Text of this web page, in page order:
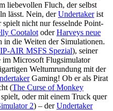
liebevollen Fluch, der selbst
lässt. Nein, derUndertakerist
nicht nur fesselnde Point-
Cootalot oderHarveys neue
in die Weiten der Simulationen.
AIR MSFS Spezial), seiner
im Microsoft Flugsimulator
Weltumrundung mit der
Gaming! Ob er als Pirat
(The Curse of Monkey
spielt, oder mit einem Truck quer
2) – derUndertaker